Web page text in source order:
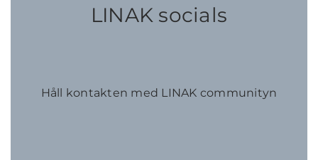
LINAK socials
Håll kontakten med LINAK communityn